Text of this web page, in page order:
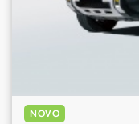
NOVO